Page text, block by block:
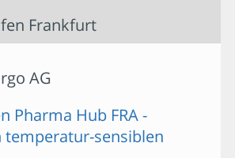
Frankfurt
AG
Pharma Hub FRA -
temperatur-sensiblen